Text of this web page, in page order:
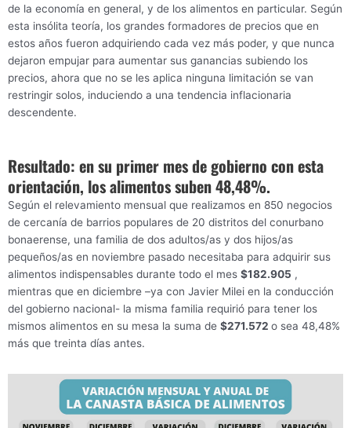
de la economía en general, y de los alimentos en particular. Según
esta insólita teoría, los grandes formadores de precios que en
estos años fueron adquiriendo cada vez más poder, y que nunca
dejaron empujar para aumentar sus ganancias subiendo los
precios, ahora que no se les aplica ninguna limitación se van
restringir solos, induciendo a una tendencia inflacionaria
descendente.
Resultado: en su primer mes de gobierno con esta
orientación, los alimentos suben 48,48%.
Según el relevamiento mensual que realizamos en 850 negocios
de cercanía de barrios populares de 20 distritos del conurbano
bonaerense, una familia de dos adultos/as y dos hijos/as
pequeños/as en noviembre pasado necesitaba para adquirir sus
alimentos indispensables durante todo el mes $182.905 ,
mientras que en diciembre –ya con Javier Milei en la conducción
del gobierno nacional- la misma familia requirió para tener los
mismos alimentos en su mesa la suma de $271.572 o sea 48,48%
más que treinta días antes.